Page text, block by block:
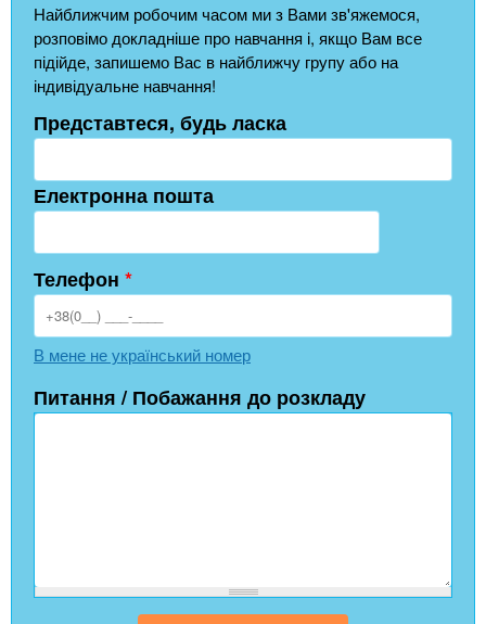
Найближчим робочим часом ми з Вами зв'яжемося,
розповімо докладніше про навчання і, якщо Вам все
підійде, запишемо Вас в найближчу групу або на
індивідуальне навчання!
Представтеся, будь ласка
Електронна пошта
Телефон *
В мене не український номер
Питання / Побажання до розкладу